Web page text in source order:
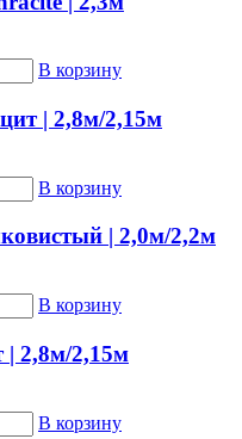
В корзину
| 2,8м/2,15м
В корзину
| 2,0м/2,2м
В корзину
2,8м/2,15м
В корзину